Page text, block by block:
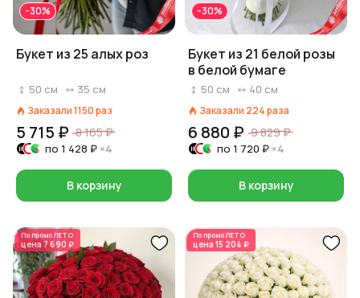
-30%
Букет из 25 алых роз
50 см 35 см
Заказали1150раз
5 715 ₽ 8 165 ₽
по 1 428 ₽ ×4
В корзину
-30%
Букет из 21 белой розы
в белой бумаге
50 см 40 см
Заказали 224раза
6 880 ₽ 9 829 ₽
по 1 720 ₽ ×4
В корзину
По промоЛЕТО
цена 7 690 ₽
По промоЛЕТО
цена 15 204 ₽